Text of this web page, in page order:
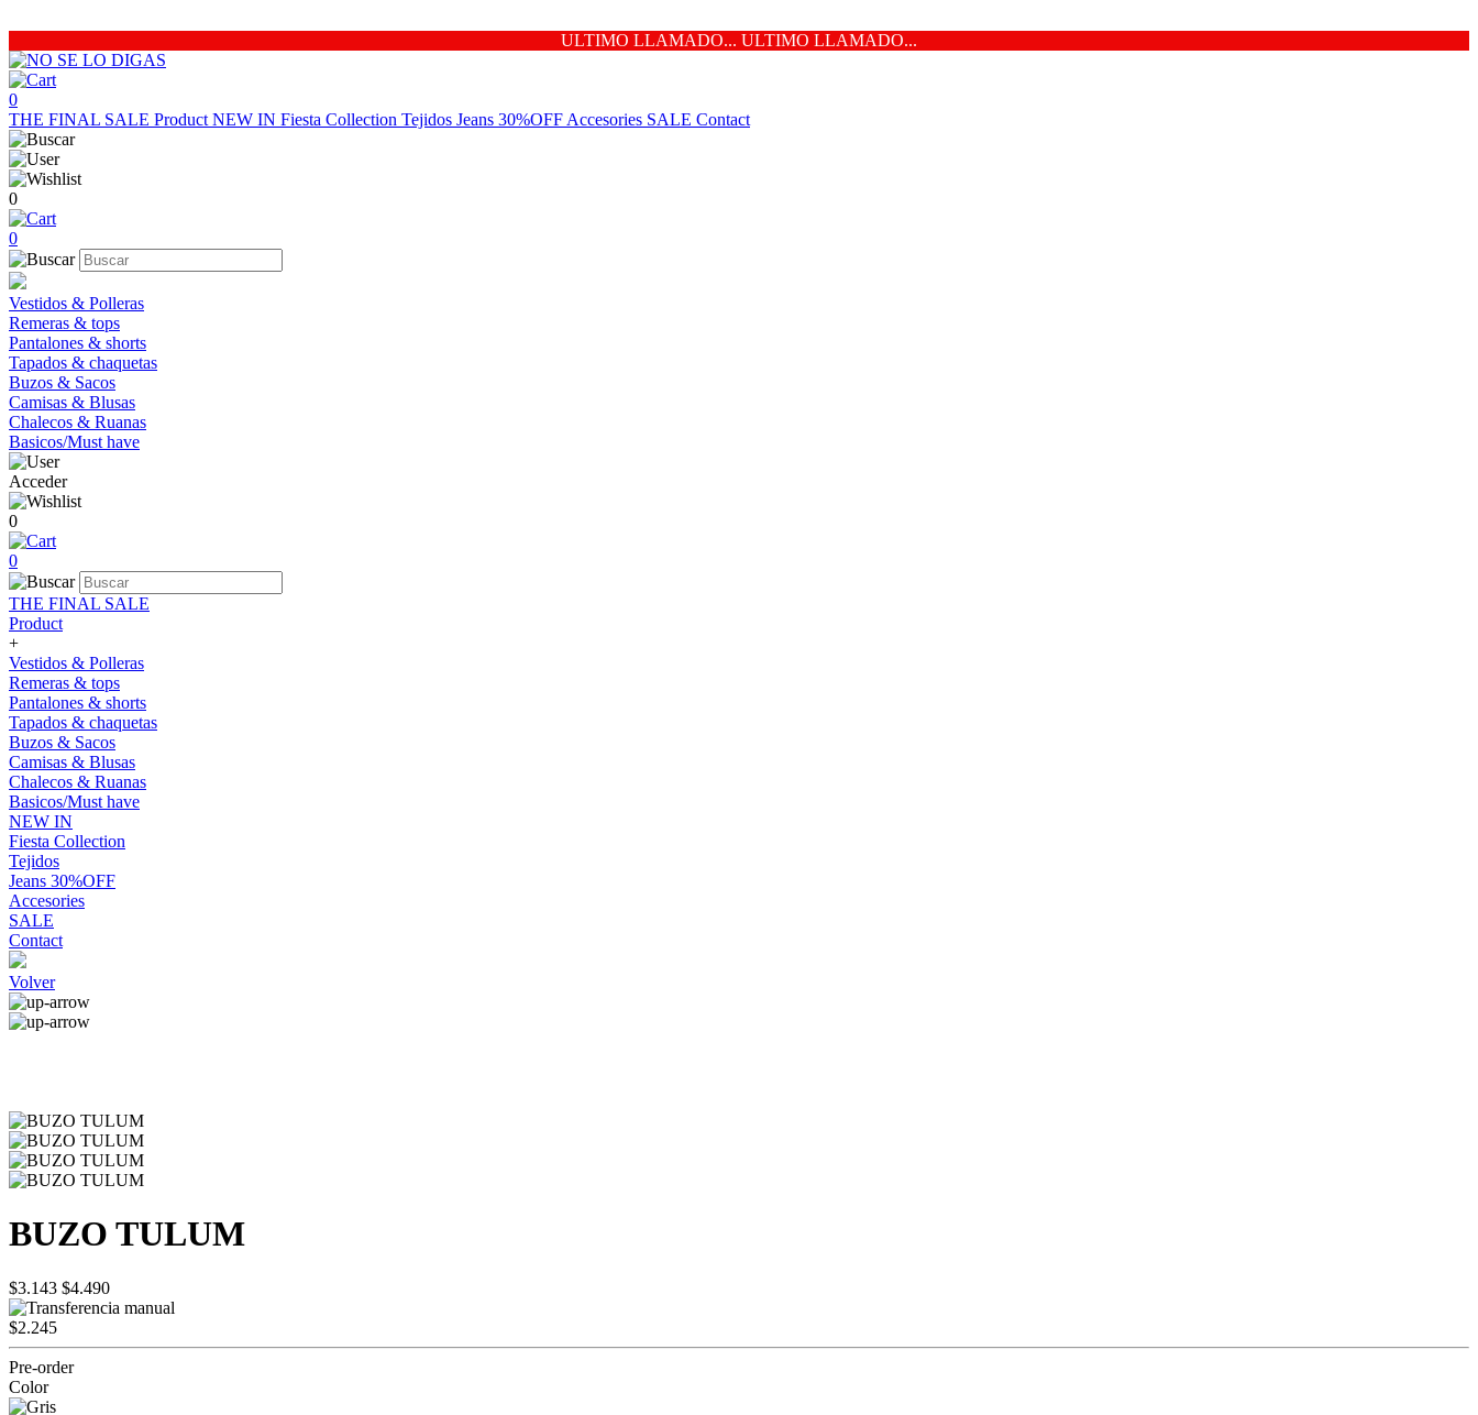
ULTIMO LLAMADO... ULTIMO LLAMADO...
0
THE FINAL SALE Product NEW IN Fiesta Collection Tejidos Jeans 30%OFF Accesories SALE Contact
0
0
Vestidos & Polleras
Remeras & tops
Pantalones & shorts
Tapados & chaquetas
Buzos & Sacos
Camisas & Blusas
Chalecos & Ruanas
Basicos/Must have
Acceder
0
0
THE FINAL SALE
Product
+
Vestidos & Polleras
Remeras & tops
Pantalones & shorts
Tapados & chaquetas
Buzos & Sacos
Camisas & Blusas
Chalecos & Ruanas
Basicos/Must have
NEW IN
Fiesta Collection
Tejidos
Jeans 30%OFF
Accesories
SALE
Contact
Volver
BUZO TULUM
$3.143 $4.490
$2.245
Pre-order
Color